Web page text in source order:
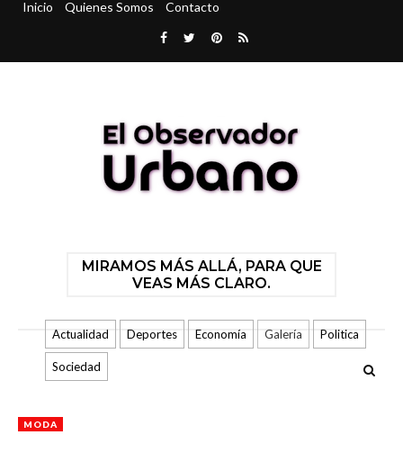
Inicio Quienes Somos Contacto
MIRAMOS MÁS ALLÁ, PARA QUE
VEAS MÁS CLARO.
Actualidad Deportes Economía Galería Politica
Sociedad
MODA